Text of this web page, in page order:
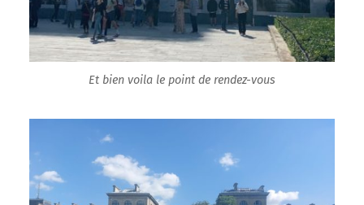
Et bien voila le point de rendez-vous